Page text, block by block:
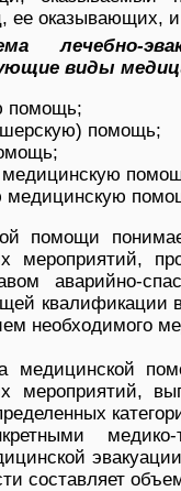
ее оказывающих,
лечебно-
виды
помощь;
помощь;
медицинскую
помощи
мероприятий,
аварийно-
квалификации
необходимого
медицинской
мероприятий,
составляет